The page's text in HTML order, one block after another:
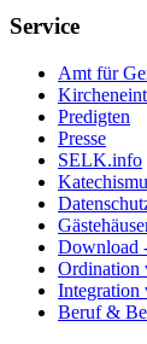
Service
Amt für
Predigten
Presse
SELK.info
Download
Ordination
Integration
Beruf &